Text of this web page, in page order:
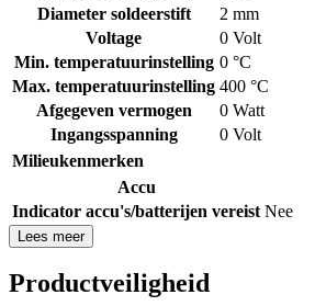
Diameter soldeerstift
2 mm
Voltage
0 Volt
Min. temperatuurinstelling 0 °C
Max. temperatuurinstelling 400 °C
Afgegeven vermogen
0 Watt
Ingangsspanning
0 Volt
Milieukenmerken
Accu
Indicator accu's/batterijen vereist Nee
Lees meer
Productveiligheid